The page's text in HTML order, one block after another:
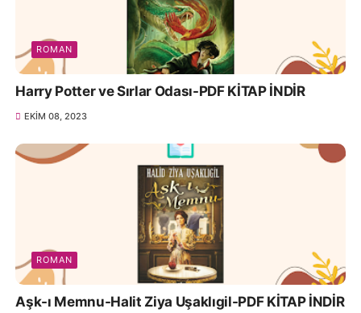
ROMAN
Harry Potter ve Sırlar Odası-PDF KİTAP İNDİR
EKIM 08, 2023
ROMAN
Aşk-ı Memnu-Halit Ziya Uşaklıgil-PDF KİTAP İNDİR